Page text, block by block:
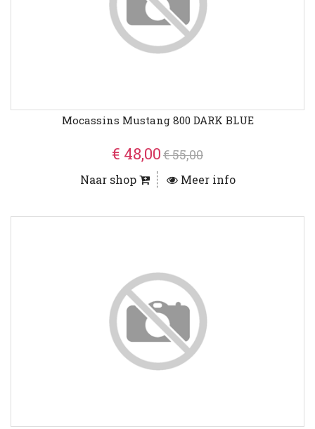
Mocassins Mustang 800 DARK BLUE
€ 48,00€ 55,00
Naar shop Meer info